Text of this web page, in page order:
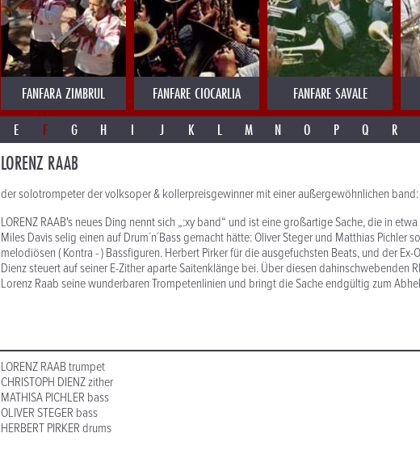
FANFARA ZIMBRUL FANFARE CIOCARLIA FANFARE SAVALE
E F G H I J K L M N O P Q R
LORENZ RAAB
der solotrompeter der volksoper & kollerpreisgewinner mit einer außergewöhnlichen band:
LORENZ RAAB's neues Ding nennt sich „:xy band“ und ist eine großartige Sache, die in
Miles Davis selig einen auf Drum´n´Bass gemacht hätte: Oliver Steger und Matthias Pichler
melodiösen ( Kontra - ) Bassfiguren. Herbert Pirker für die ausgefuchsten Beats, und der
Dienz steuert auf seiner E-Zither aparte Saitenklänge bei. Über diesen dahinschwebenden
Lorenz Raab seine wunderbaren Trompetenlinien und bringt die Sache endgültig zum
LORENZ RAAB trumpet
CHRISTOPH DIENZ zither
MATHISA PICHLER bass
OLIVER STEGER bass
HERBERT PIRKER drums